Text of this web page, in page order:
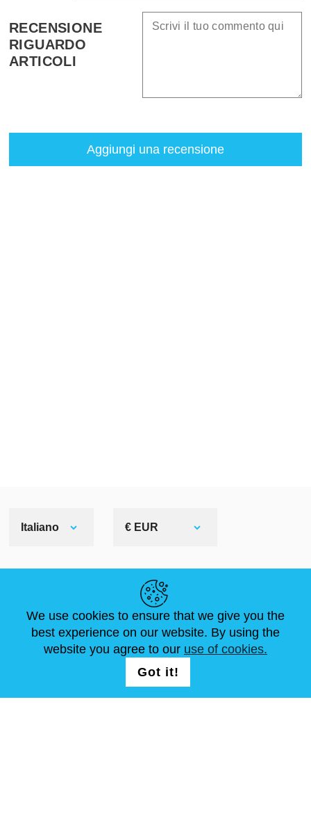
RECENSIONE
RIGUARDO
ARTICOLI
Aggiungi una recensione
Italiano € EUR
NOTIZIE
ARTICOLI
ABOUT US
FAQ
DIMENSIONI STANDARD
CONTATTACI
We use cookies to ensure that we give you the
best experience on our website. By using the
website you agree to our use of cookies.
Got it!